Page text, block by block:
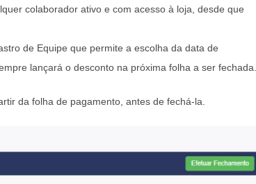
colaborador ativo e com acesso à loja, desde que
de Equipe que permite a escolha da data de
lançará o desconto na próxima folha a ser fechada.
da folha de pagamento, antes de fechá-la.